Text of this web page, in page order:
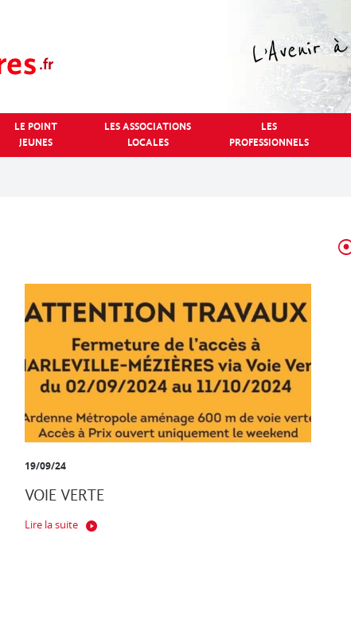
LE POINT
JEUNES
LES ASSOCIATIONS
LOCALES
LES
PROFESSIONNELS
19/09/24
VOIE VERTE
Lire la suite